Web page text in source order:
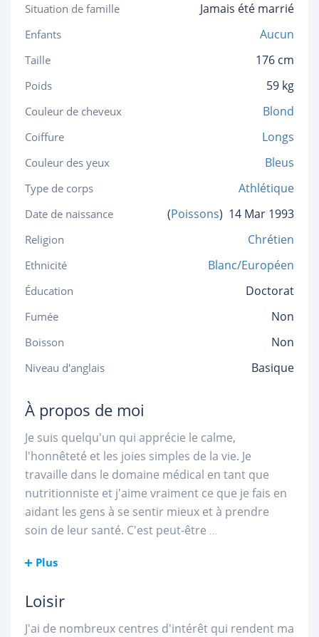
Situation de famille Jamais été marrié
Enfants Aucun
Taille 176 cm
Poids 59 kg
Couleur de cheveux Blond
Coiffure Longs
Couleur des yeux Bleus
Type de corps Athlétique
Date de naissance (Poissons) 14 Mar 1993
Religion Chrétien
Ethnicité Blanc/Européen
Éducation Doctorat
Fumée Non
Boisson Non
Niveau d'anglais Basique
À propos de moi
Je suis quelqu'un qui apprécie le calme,
l'honnêteté et les joies simples de la vie. Je
travaille dans le domaine médical en tant que
nutritionniste et j'aime vraiment ce que je fais en
aidant les gens à se sentir mieux et à prendre
soin de leur santé. C'est peut-être ...
Plus
Loisir
J'ai de nombreux centres d'intérêt qui rendent ma